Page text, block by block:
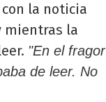
la noticia
mientras la
"En el fragor
de leer. No